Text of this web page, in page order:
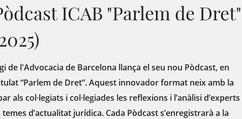
ICAB "Parlem de Dret"
de l'Advocacia de Barcelona llança el seu nou Pòdcast, en
“Parlem de Dret”. Aquest innovador format neix amb la
als col·legiats i col·legiades les reflexions i l’anàlisi d’experts
d’actualitat jurídica. Cada Pòdcast s’enregistrarà a la